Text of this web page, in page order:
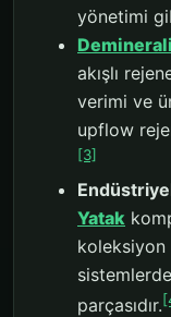
yönetimi
akışlı
verimi ve
upflow
[3]
Yatak
parçasıdır.